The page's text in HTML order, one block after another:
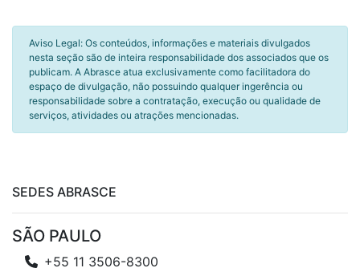
Aviso Legal: Os conteúdos, informações e materiais divulgados
nesta seção são de inteira responsabilidade dos associados que os
publicam. A Abrasce atua exclusivamente como facilitadora do
espaço de divulgação, não possuindo qualquer ingerência ou
responsabilidade sobre a contratação, execução ou qualidade de
serviços, atividades ou atrações mencionadas.
SEDES ABRASCE
SÃO PAULO
+55 11 3506-8300